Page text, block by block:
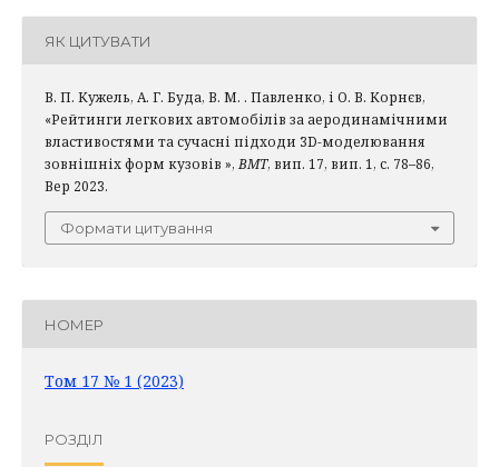
ЯК ЦИТУВАТИ
В. П. Кужель, А. Г. Буда, В. М. . Павленко, і О. В. Корнєв,
«Рейтинги легкових автомобілів за аеродинамічними
властивостями та сучасні підходи 3D-моделювання
зовнішніх форм кузовів », ВМТ, вип. 17, вип. 1, с. 78–86,
Вер 2023.
Формати цитування
НОМЕР
Том 17 № 1 (2023)
РОЗДІЛ